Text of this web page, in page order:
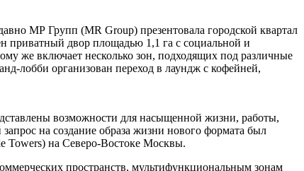
МР Групп (MR Group) презентовала городской квартал
приватный двор площадью 1,1 га с социальной и
же включает несколько зон, подходящих под различные
лобби организован переход в лаундж с кофейней,
возможности для насыщенной жизни, работы,
на создание образа жизни нового формата был
Towers) на Северо-Востоке Москвы.
пространств, мультифункциональным зонам